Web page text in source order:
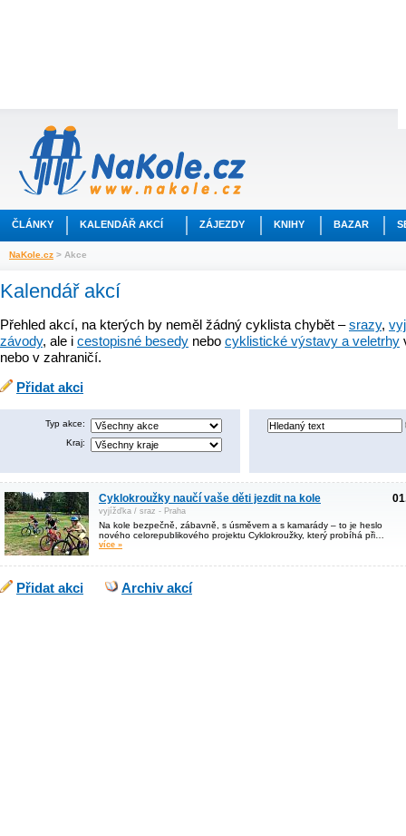
ČLÁNKY KALENDÁŘ AKCÍ ZÁJEZDY KNIHY BAZAR
NaKole.cz > Akce
Kalendář akcí
Přehled akcí, na kterých by neměl žádný cyklista chybět –srazy,
závody, ale i cestopisné besedy nebo cyklistické výstavy a veletrhy
nebo v zahraničí.
Přidat akci
Typ akce:
Kraj:
Cyklokroužky naučí vaše děti jezdit na kole
vyjížďka / sraz - Praha
Na kole bezpečně, zábavně, s úsměvem a s kamarády – to je heslo
nového celorepublikového projektu Cyklokroužky, který probíhá při…
více »
Přidat akci Archiv akcí